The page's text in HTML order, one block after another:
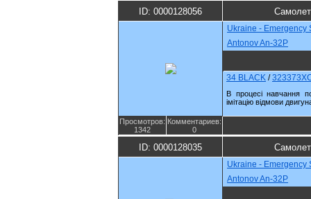
ID: 0000128056
Ukraine - Emergency
Antonov An-32P
34 BLACK /
В процесі навчання
імітацію відмови
Просмотров:
1342
Комментариев:
0
ID: 0000128035
Ukraine - Emergency
Antonov An-32P